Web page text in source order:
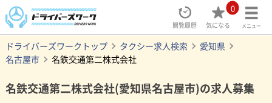
閲覧履歴
0
気になる メニュー
ドライバーズワークトップ タクシー求人検索
愛知県
名古屋市
名鉄交通第二株式会社
名鉄交通第二株式会社(愛知県名古屋市)の求人募集